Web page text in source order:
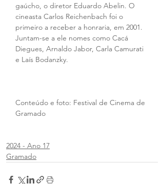
gaúcho, o diretor Eduardo Abelin. O
cineasta Carlos Reichenbach foi o
primeiro a receber a honraria, em 2001.
Juntam-se a ele nomes como Cacá
Diegues, Arnaldo Jabor, Carla Camurati
e Laís Bodanzky.
Conteúdo e foto: Festival de Cinema de
Gramado
2024 - Ano 17
Gramado